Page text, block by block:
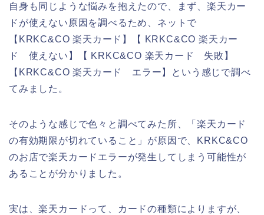
自身も同じような悩みを抱えたので、まず、楽天カー
ドが使えない原因を調べるため、ネットで
【KRKC&CO 楽天カード】【 KRKC&CO 楽天カー
ド 使えない】【 KRKC&CO 楽天カード 失敗】
【KRKC&CO 楽天カード エラー】という感じで調べ
てみました。
そのような感じで色々と調べてみた所、「楽天カード
の有効期限が切れていること」が原因で、KRKC&CO
のお店で楽天カードエラーが発生してしまう可能性が
あることが分かりました。
実は、楽天カードって、カードの種類によりますが、